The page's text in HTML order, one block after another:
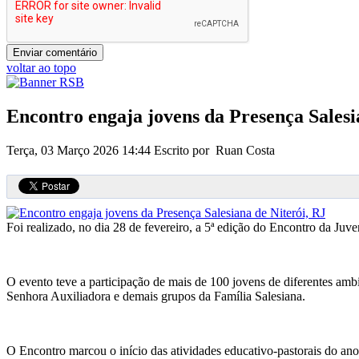
voltar ao topo
Encontro engaja jovens da Presença
Terça, 03 Março 2026 14:44 Escrito por Ruan Costa
Foi realizado, no dia 28 de fevereiro, a 5ª edição do Encontro da
O evento teve a participação de mais de 100 jovens de diferentes
Senhora Auxiliadora e demais grupos da Família Salesiana.
O Encontro marcou o início das atividades educativo-pastorais do